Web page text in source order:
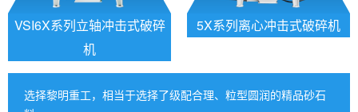
VSI6X系列立轴冲击式破碎
机
5X系列离心冲击式破碎机
选择黎明重工，相当于选择了级配合理、粒型圆润的精品砂石